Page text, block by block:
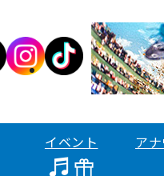
イベント ア